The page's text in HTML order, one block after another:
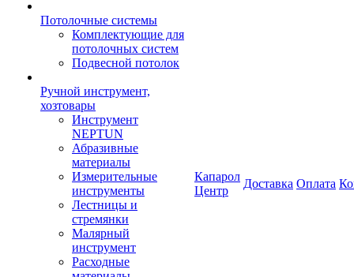
Потолочные системы
Комплектующие для
потолочных систем
Подвесной потолок
Ручной инструмент,
хозтовары
Инструмент
NEPTUN
Абразивные
материалы
Измерительные
инструменты
Лестницы и
стремянки
Малярный
инструмент
Расходные
Капарол
Центр
Доставка Оплата